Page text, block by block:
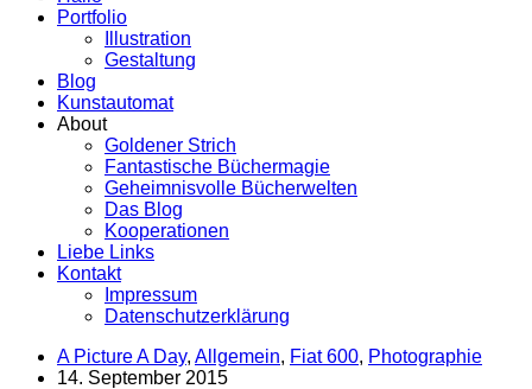
Portfolio
Illustration
Gestaltung
Blog
Kunstautomat
About
Goldener Strich
Fantastische Büchermagie
Geheimnisvolle Bücherwelten
Das Blog
Kooperationen
Liebe Links
Kontakt
Impressum
Datenschutzerklärung
A Picture A Day, Allgemein, Fiat 600, Photographie
14. September 2015